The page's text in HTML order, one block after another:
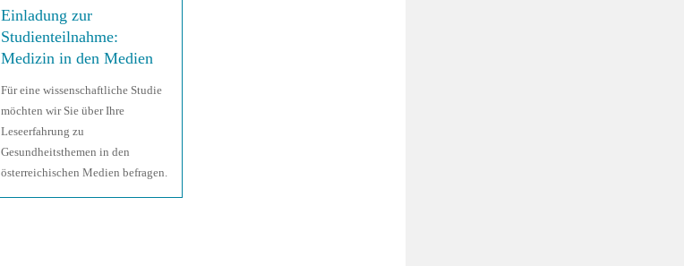
Einladung zur
Studienteilnahme:
Medizin in den Medien
Für eine wissenschaftliche Studie
möchten wir Sie über Ihre
Leseerfahrung zu
Gesundheitsthemen in den
österreichischen Medien befragen.